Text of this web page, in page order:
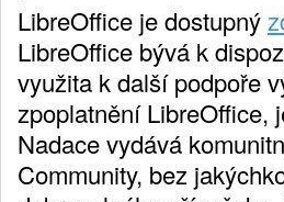
LibreOffice je dostupný
LibreOffice bývá k
využita k další podpoře
zpoplatnění LibreOffice,
Nadace vydává
Community, bez